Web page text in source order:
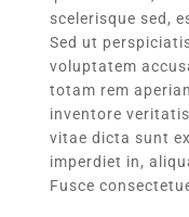
scelerisque sed,
Sed ut
voluptatem
totam rem
inventore
vitae dicta sunt
imperdiet in,
Fusce